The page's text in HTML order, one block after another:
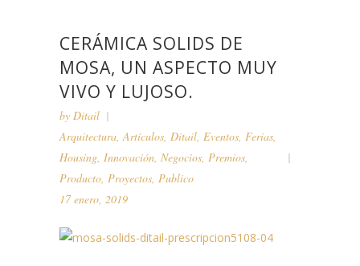
CERÁMICA SOLIDS DE
MOSA, UN ASPECTO MUY
VIVO Y LUJOSO.
by Ditail
Arquitectura,Artículos, Ditail, Eventos, Ferias,
Housing, Innovación, Negocios, Premios,
Producto, Proyectos, Publico
17 enero, 2019